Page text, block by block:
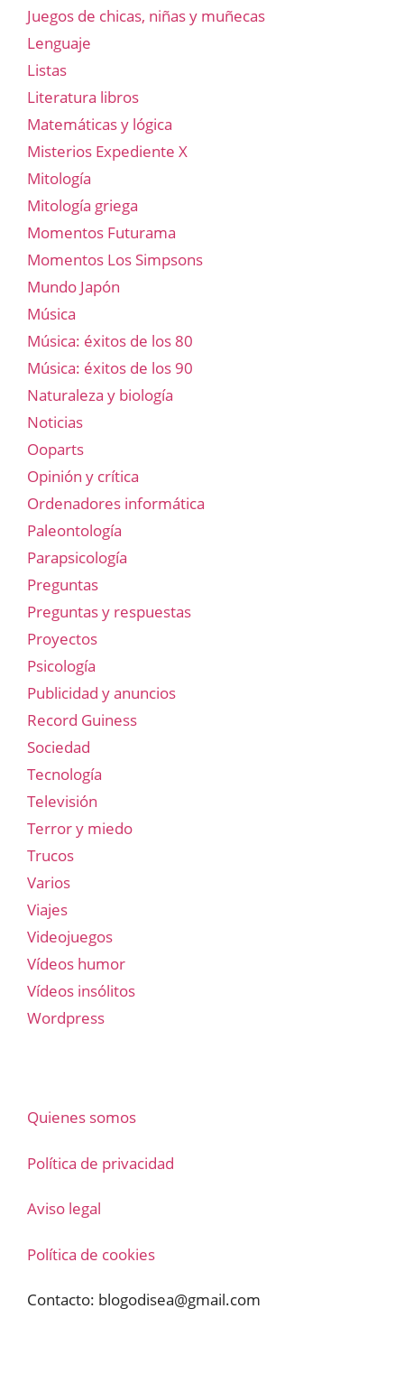
Juegos de chicas, niñas y muñecas
Lenguaje
Listas
Literatura libros
Matemáticas y lógica
Misterios Expediente X
Mitología
Mitología griega
Momentos Futurama
Momentos Los Simpsons
Mundo Japón
Música
Música: éxitos de los 80
Música: éxitos de los 90
Naturaleza y biología
Noticias
Ooparts
Opinión y crítica
Ordenadores informática
Paleontología
Parapsicología
Preguntas
Preguntas y respuestas
Proyectos
Psicología
Publicidad y anuncios
Record Guiness
Sociedad
Tecnología
Televisión
Terror y miedo
Trucos
Varios
Viajes
Videojuegos
Vídeos humor
Vídeos insólitos
Wordpress
Quienes somos
Política de privacidad
Aviso legal
Política de cookies
Contacto: blogodisea@gmail.com